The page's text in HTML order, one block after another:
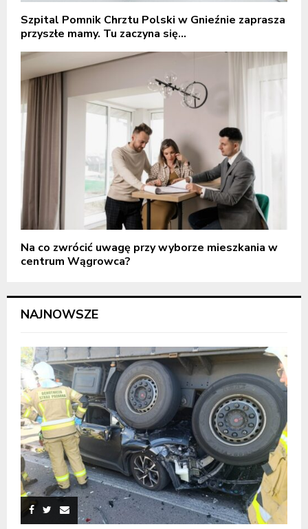
Szpital Pomnik Chrztu Polski w Gnieźnie zaprasza
przyszłe mamy. Tu zaczyna się...
Na co zwrócić uwagę przy wyborze mieszkania w
centrum Wągrowca?
NAJNOWSZE